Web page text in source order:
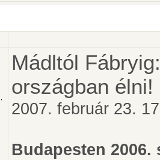
Mádltól
országban élni!
2007. február 23.
Budapesten 2006.